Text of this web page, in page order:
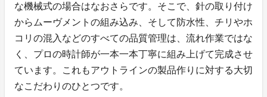
な機械式の場合はなおさらです。そこで、針の取り付け
からムーヴメントの組み込み、そして防水性、チリやホ
コリの混入などのすべての品質管理は、流れ作業ではな
く、プロの時計師が一本一本丁寧に組み上げて完成させ
ています。これもアウトラインの製品作りに対する大切
なこだわりのひとつです。